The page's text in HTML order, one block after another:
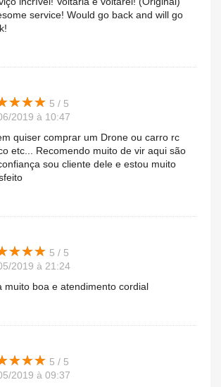
service! Would go back and will go
★★★
★★★ 5 / 5
2019 à 10:47
quiser comprar um Drone ou carro rc
etc... Recomendo muito de vir aqui são
sou cliente dele e estou muito
★★★
★★★ 5 / 5
2019 à 21:24
muito boa e atendimento cordial
★★★
★★★ 5 / 5
2019 à 09:37